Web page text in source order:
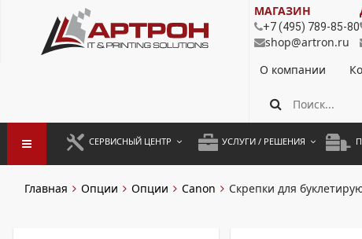
МАГАЗИН
+7 (495) 789-85-80
shop@artron.ru
О компании
СЕРВИСНЫЙ ЦЕНТР УСЛУГИ / РЕШЕНИЯ
Главная Опции Опции Canon Скрепки для